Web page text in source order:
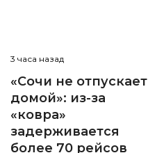
3 часа назад
«Сочи не отпускает
домой»: из-за
«ковра»
задерживается
более 70 рейсов